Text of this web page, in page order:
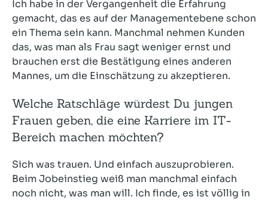
Ich habe in der Vergangenheit die Erfahrung
gemacht, das es auf der Managementebene schon
ein Thema sein kann. Manchmal nehmen Kunden
das, was man als Frau sagt weniger ernst und
brauchen erst die Bestätigung eines anderen
Mannes, um die Einschätzung zu akzeptieren.
Welche Ratschläge würdest Du jungen
Frauen geben, die eine Karriere im IT-
Bereich machen möchten?
Sich was trauen. Und einfach auszuprobieren.
Beim Jobeinstieg weiß man manchmal einfach
noch nicht, was man will. Ich finde, es ist völlig in